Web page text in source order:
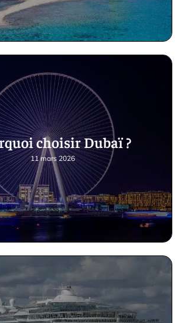
choisir Dubaï ?
11 mars 2026